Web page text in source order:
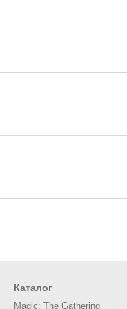
Каталог
Magic: The Gathering